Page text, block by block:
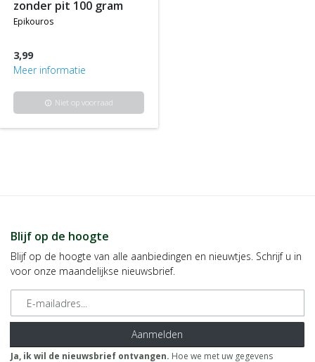
zonder pit 100 gram
epikouros
3,99
Meer informatie
info Niet op voorraad
Blijf op de hoogte
Blijf op de hoogte van alle aanbiedingen en nieuwtjes. Schrijf u in
voor onze maandelijkse nieuwsbrief.
E-mailadres
Aanmelden
Ja, ik wil de nieuwsbrief ontvangen. Hoe we met uw gegevens